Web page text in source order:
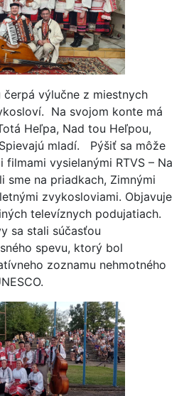
výlučne z miestnych
Na svojom konte má
Heľpa, Nad tou Heľpou,
mladí. Pýšiť sa môže
vysielanými RTVS – Na
sme na priadkach, Zimnými
zvykosloviami. Objavuje
televíznych podujatiach.
sa stali súčasťou
spevu, ktorý bol
zoznamu nehmotného